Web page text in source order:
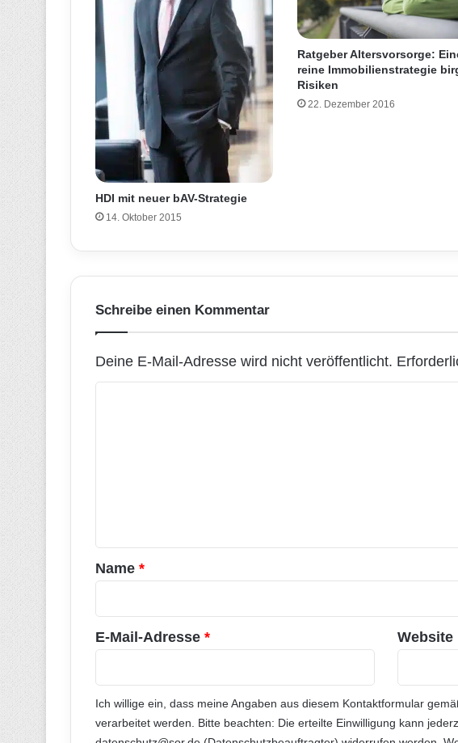
HDI mit neuer bAV-Strategie
14. Oktober 2015
Ratgeber Altersvorsorge:
reine Immobilienstrategie
Risiken
22. Dezember 2016
Schreibe einen Kommentar
Deine E-Mail-Adresse wird nicht veröffentlicht.
a
r
*
Name *
E-Mail-Adresse * Website
Ich willige ein, dass meine Angaben aus diesem Kontaktformular
verarbeitet werden. Bitte beachten: Die erteilte Einwilligung kann